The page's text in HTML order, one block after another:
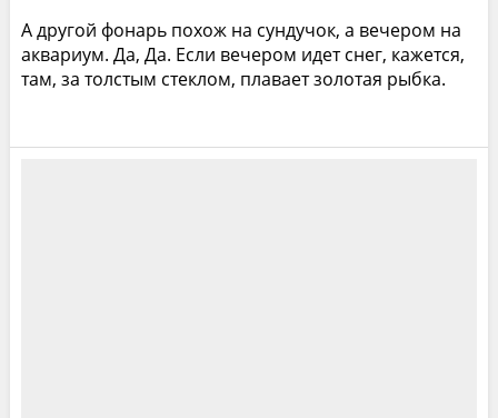
А другой фонарь похож на сундучок, а вечером на
аквариум. Да, Да. Если вечером идет снег, кажется,
там, за толстым стеклом, плавает золотая рыбка.